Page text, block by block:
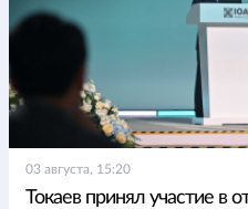
03 августа, 15:20
Токаев принял участие в